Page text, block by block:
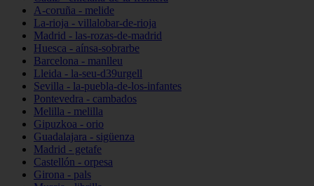
A-coruña - melide
La-rioja - villalobar-de-rioja
Madrid - las-rozas-de-madrid
Huesca - aínsa-sobrarbe
Barcelona - manlleu
Lleida - la-seu-d39urgell
Sevilla - la-puebla-de-los-infantes
Pontevedra - cambados
Melilla - melilla
Gipuzkoa - orio
Guadalajara - sigüenza
Madrid - getafe
Castellón - orpesa
Girona - pals